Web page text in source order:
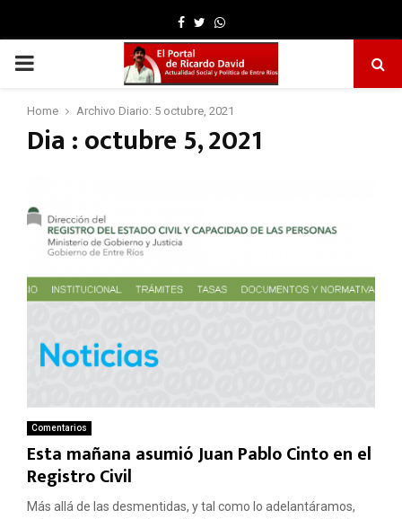
Facebook
TwitterWhatsapp
PRIMARY
MENU
Home Archivo Diario: 5 octubre, 2021
Dia : octubre 5, 2021
Comentarios
Esta mañana asumió Juan Pablo Cinto en el
Registro Civil
Más allá de las desmentidas, y tal como lo adelantáramos,